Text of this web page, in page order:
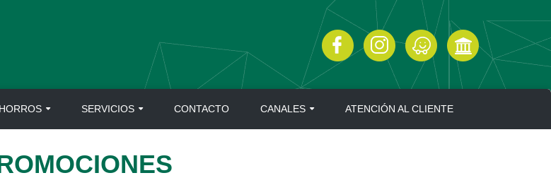
SERVICIOS CONTACTO CANALES ATENCIÓN AL CLIENTE